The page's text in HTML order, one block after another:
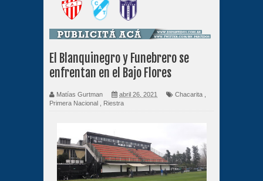
El Blanquinegro y Funebrero se
enfrentan en el Bajo Flores
Matías Gurtman abril 26, 2021 Chacarita
Primera Nacional
Riestra